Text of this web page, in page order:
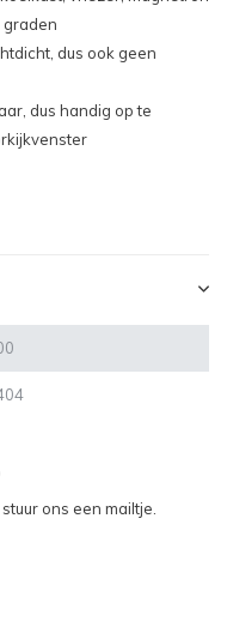
graden
dus ook geen
dus handig op te
ons een mailtje.